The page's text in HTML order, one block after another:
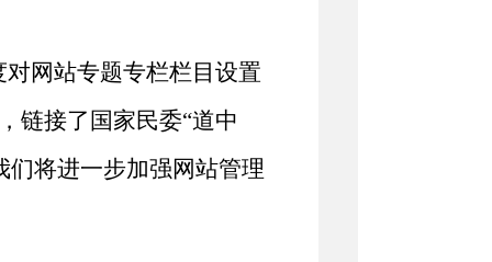
对网站专题专栏栏目设置
链接了国家民委“道中
们将进一步加强网站管理